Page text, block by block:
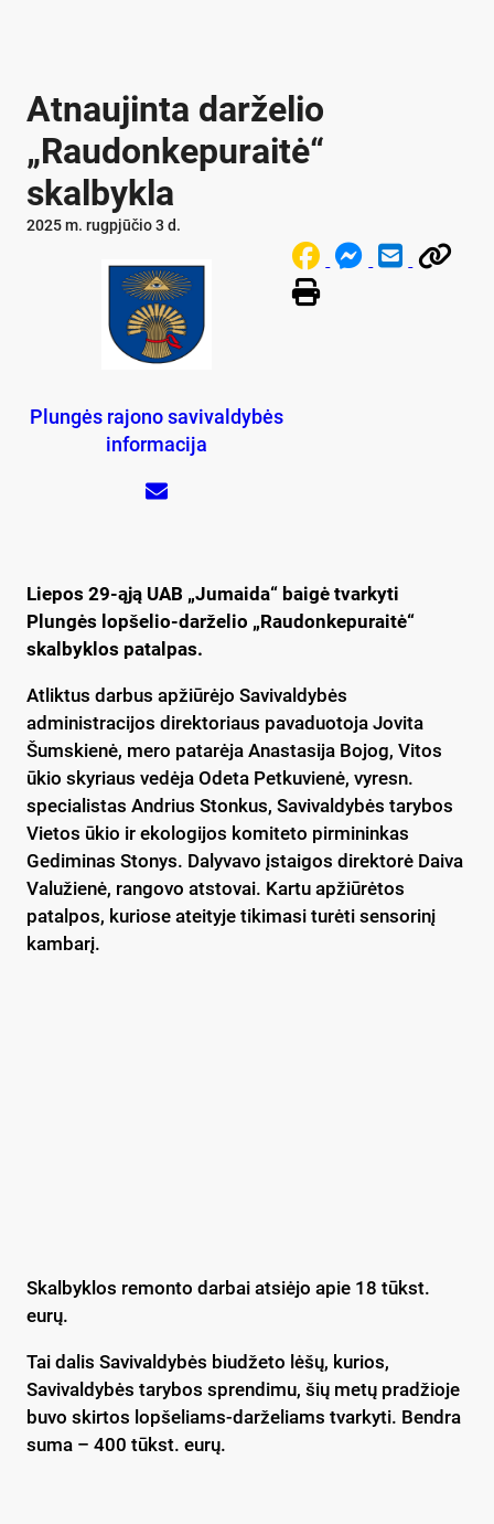
Atnaujinta darželio
„Raudonkepuraitė“
skalbykla
2025 m. rugpjūčio 3 d.
Plungės rajono savivaldybės
informacija
Liepos 29-ąją UAB „Jumaida“ baigė tvarkyti
Plungės lopšelio-darželio „Raudonkepuraitė“
skalbyklos patalpas.
Atliktus darbus apžiūrėjo Savivaldybės
administracijos direktoriaus pavaduotoja Jovita
Šumskienė, mero patarėja Anastasija Bojog, Vitos
ūkio skyriaus vedėja Odeta Petkuvienė, vyresn.
specialistas Andrius Stonkus, Savivaldybės tarybos
Vietos ūkio ir ekologijos komiteto pirmininkas
Gediminas Stonys. Dalyvavo įstaigos direktorė Daiva
Valužienė, rangovo atstovai. Kartu apžiūrėtos
patalpos, kuriose ateityje tikimasi turėti sensorinį
kambarį.
Skalbyklos remonto darbai atsiėjo apie 18 tūkst.
eurų.
Tai dalis Savivaldybės biudžeto lėšų, kurios,
Savivaldybės tarybos sprendimu, šių metų pradžioje
buvo skirtos lopšeliams-darželiams tvarkyti. Bendra
suma – 400 tūkst. eurų.